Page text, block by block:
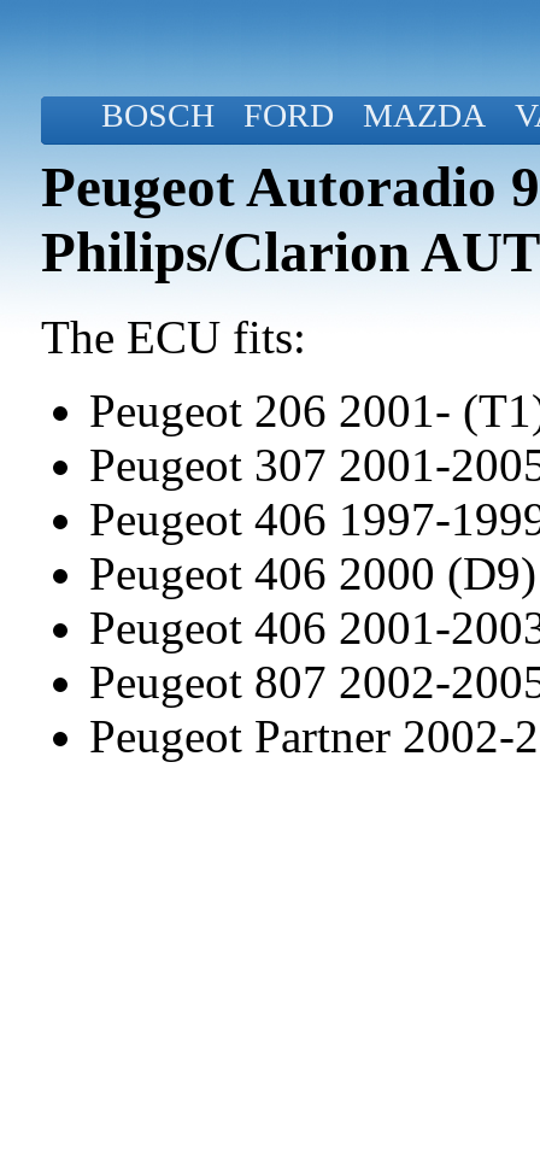
BOSCH FORD MAZDA
Peugeot Autoradio
Philips/Clarion
The ECU fits:
Peugeot 206 2001-
Peugeot 307 2001-
Peugeot 406 1997-
Peugeot 406 2000 (D9)
Peugeot 406 2001-
Peugeot 807 2002-
Peugeot Partner 2002-